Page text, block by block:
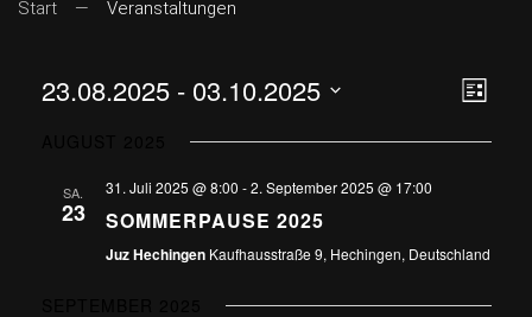
Start Veranstaltungen
Liste
23.08.2025 - 03.10.2025
SA.
23
31. Juli 2025 @ 8:00 -2. September 2025 @ 17:00
SOMMERPAUSE 2025
Juz Hechingen Kaufhausstraße 9, Hechingen, Deutschland